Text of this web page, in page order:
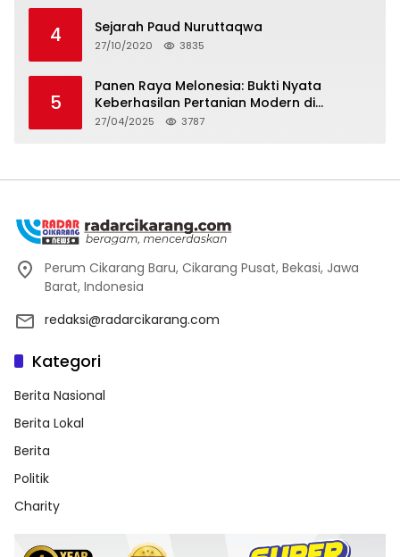
4 Sejarah Paud Nuruttaqwa
27/10/2020 3835
5
Panen Raya Melonesia: Bukti Nyata
Keberhasilan Pertanian Modern di
Kabupaten Bekasi
27/04/2025 3787
Perum Cikarang Baru, Cikarang Pusat, Bekasi, Jawa
Barat, Indonesia
redaksi@radarcikarang.com
Kategori
Berita Nasional
Berita Lokal
Berita
Politik
Charity